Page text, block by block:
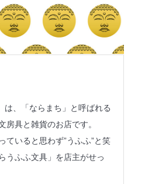
デアコンペ
ポート
法人のみなさまへ
は、「ならまち」と呼ばれる
房具と雑貨のお店です。
ていると思わず”うふふ”と笑
うふふ文具」を店主がせっ